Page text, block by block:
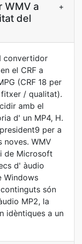
WMV a
del
+
convertidor
el CRF a
(CRF 18 per
/ qualitat).
amb el
d' un MP4, H.
per a
noves. WMV
de Microsoft
d' àudio
Windows
són
MP2, la
idèntiques a un